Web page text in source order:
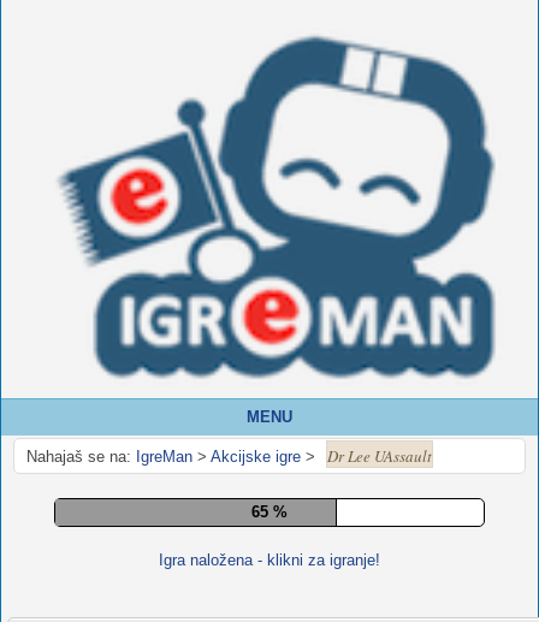
MENU
Nahajaš se na: IgreMan > Akcijske igre > Dr Lee UAssault
70 %
Igra naložena - klikni za igranje!